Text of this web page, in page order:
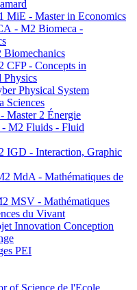
MiE - Master in Economics
- M2 Biomeca -
CFP - Concepts in
Physics
Physical System
Sciences
Master 2 Énergie
M2 Fluids - Fluid
IGD - Interaction, Graphic
MdA - Mathématiques de
MSV - Mathématiques
du Vivant
Innovation Conception
PEI
of Science de l'Ecole